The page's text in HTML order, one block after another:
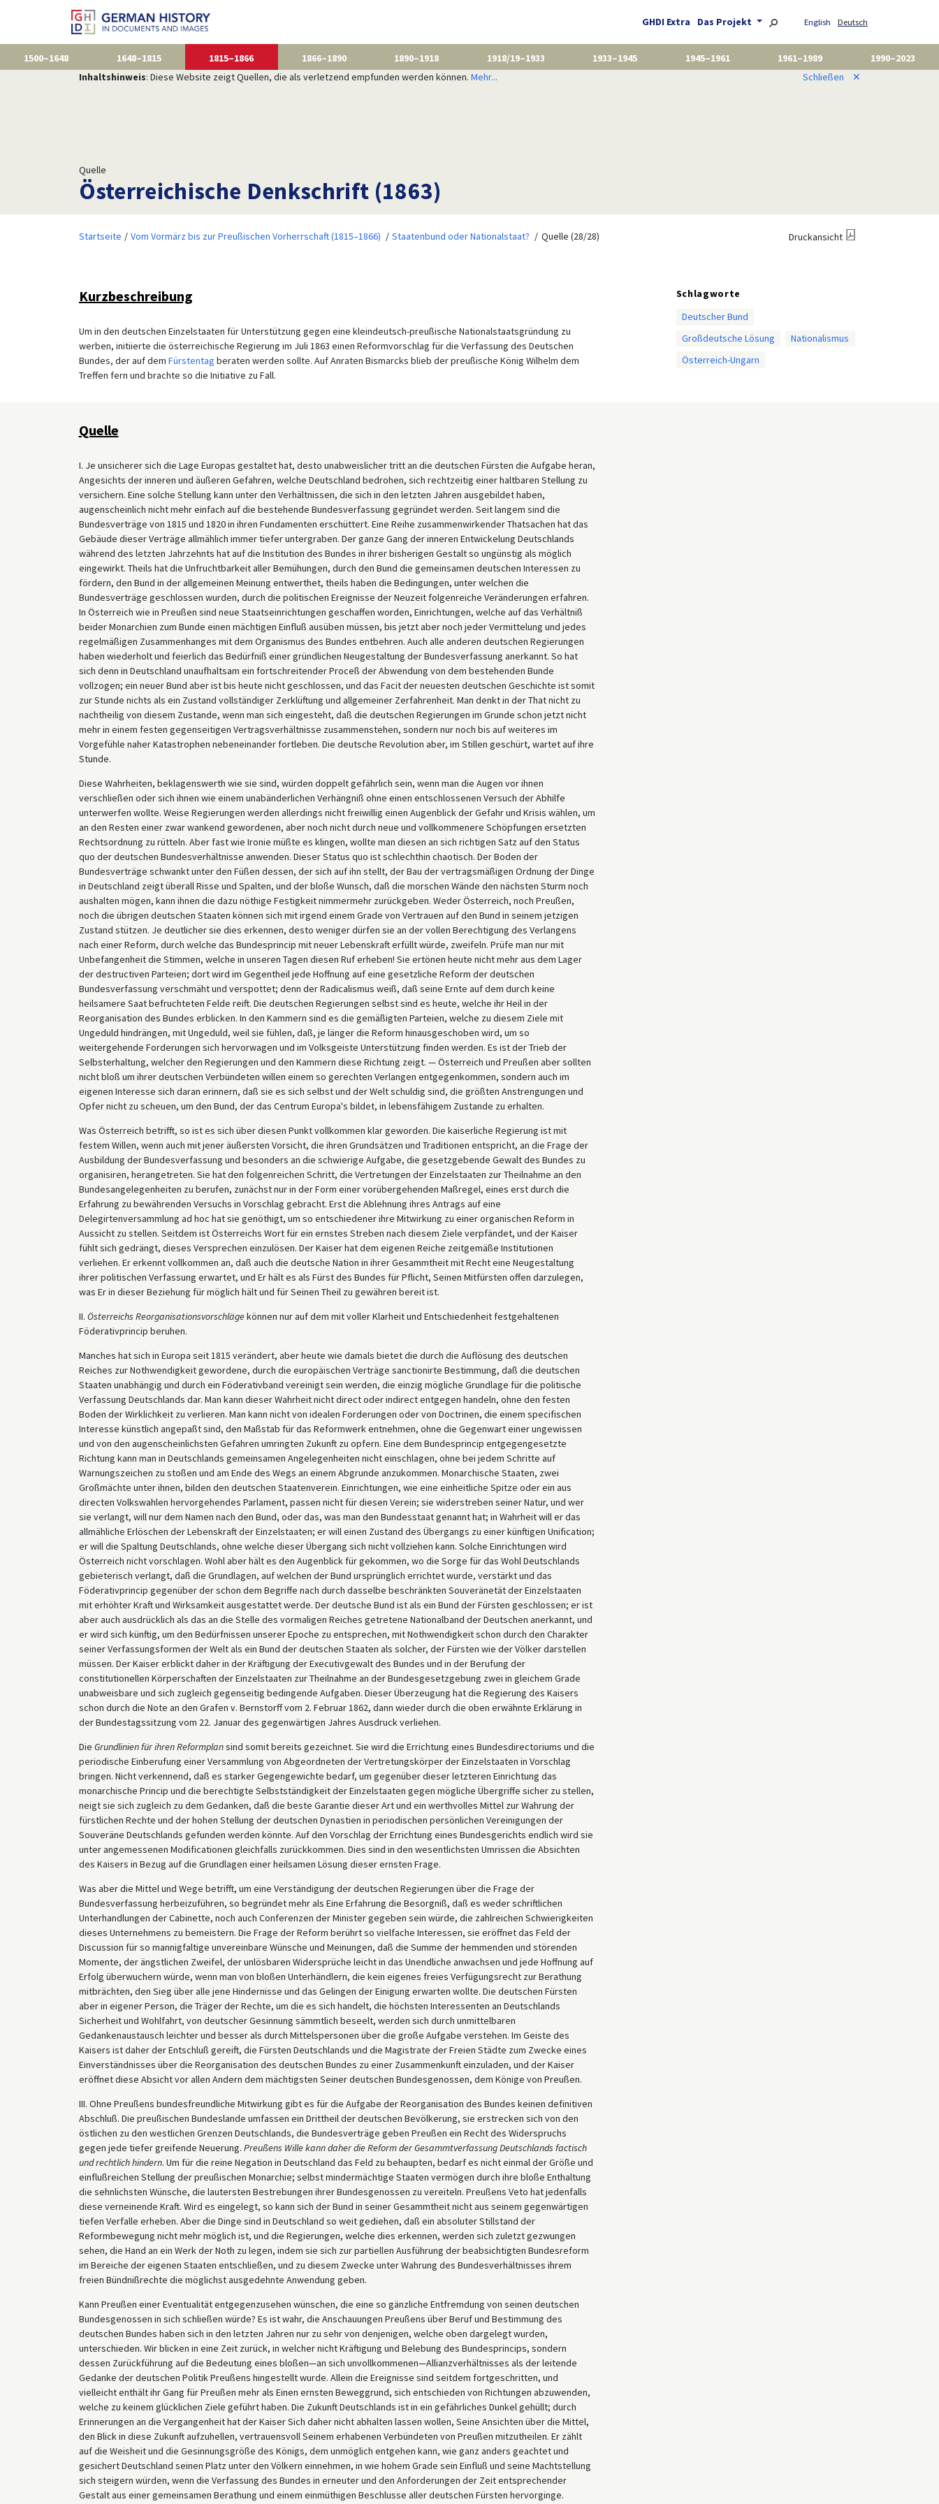
GHDI Extra Das Projekt English Deutsch
1500–1648 1648–1815 1815–1866 1866–1890 1890–1918 1918/19–1933 1933–1945 1945–1961 1961–1989
1990–2023
Inhaltshinweis: Diese Website zeigt Quellen, die als verletzend empfunden werden können. Mehr... Schließen ✕
Quelle
Österreichische Denkschrift (1863)
Startseite Vom Vormärz bis zur Preußischen Vorherrschaft (1815–1866) Staatenbund oder Nationalstaat? Quelle (28/28) Druckansicht
Kurzbeschreibung
Um in den deutschen Einzelstaaten für Unterstützung gegen eine kleindeutsch-preußische Nationalstaatsgründung zu
werben, initiierte die österreichische Regierung im Juli 1863 einen Reformvorschlag für die Verfassung des Deutschen
Bundes, der auf dem Fürstentag beraten werden sollte. Auf Anraten Bismarcks blieb der preußische König Wilhelm dem
Treffen fern und brachte so die Initiative zu Fall.
Schlagworte
Deutscher Bund
Großdeutsche Lösung
Nationalismus
Österreich-Ungarn
Quelle
I. Je unsicherer sich die Lage Europas gestaltet hat, desto unabweislicher tritt an die deutschen Fürsten die Aufgabe heran,
Angesichts der inneren und äußeren Gefahren, welche Deutschland bedrohen, sich rechtzeitig einer haltbaren Stellung zu
versichern. Eine solche Stellung kann unter den Verhältnissen, die sich in den letzten Jahren ausgebildet haben,
augenscheinlich nicht mehr einfach auf die bestehende Bundesverfassung gegründet werden. Seit langem sind die
Bundesverträge von 1815 und 1820 in ihren Fundamenten erschüttert. Eine Reihe zusammenwirkender Thatsachen hat das
Gebäude dieser Verträge allmählich immer tiefer untergraben. Der ganze Gang der inneren Entwickelung Deutschlands
während des letzten Jahrzehnts hat auf die Institution des Bundes in ihrer bisherigen Gestalt so ungünstig als möglich
eingewirkt. Theils hat die Unfruchtbarkeit aller Bemühungen, durch den Bund die gemeinsamen deutschen Interessen zu
fördern, den Bund in der allgemeinen Meinung entwerthet, theils haben die Bedingungen, unter welchen die
Bundesverträge geschlossen wurden, durch die politischen Ereignisse der Neuzeit folgenreiche Veränderungen erfahren.
In Österreich wie in Preußen sind neue Staatseinrichtungen geschaffen worden, Einrichtungen, welche auf das Verhältniß
beider Monarchien zum Bunde einen mächtigen Einfluß ausüben müssen, bis jetzt aber noch jeder Vermittelung und jedes
regelmäßigen Zusammenhanges mit dem Organismus des Bundes entbehren. Auch alle anderen deutschen Regierungen
haben wiederholt und feierlich das Bedürfniß einer gründlichen Neugestaltung der Bundesverfassung anerkannt. So hat
sich denn in Deutschland unaufhaltsam ein fortschreitender Proceß der Abwendung von dem bestehenden Bunde
vollzogen; ein neuer Bund aber ist bis heute nicht geschlossen, und das Facit der neuesten deutschen Geschichte ist somit
zur Stunde nichts als ein Zustand vollständiger Zerklüftung und allgemeiner Zerfahrenheit. Man denkt in der That nicht zu
nachtheilig von diesem Zustande, wenn man sich eingesteht, daß die deutschen Regierungen im Grunde schon jetzt nicht
mehr in einem festen gegenseitigen Vertragsverhältnisse zusammenstehen, sondern nur noch bis auf weiteres im
Vorgefühle naher Katastrophen nebeneinander fortleben. Die deutsche Revolution aber, im Stillen geschürt, wartet auf ihre
Stunde.
Diese Wahrheiten, beklagenswerth wie sie sind, würden doppelt gefährlich sein, wenn man die Augen vor ihnen
verschließen oder sich ihnen wie einem unabänderlichen Verhängniß ohne einen entschlossenen Versuch der Abhilfe
unterwerfen wollte. Weise Regierungen werden allerdings nicht freiwillig einen Augenblick der Gefahr und Krisis wählen, um
an den Resten einer zwar wankend gewordenen, aber noch nicht durch neue und vollkommenere Schöpfungen ersetzten
Rechtsordnung zu rütteln. Aber fast wie Ironie müßte es klingen, wollte man diesen an sich richtigen Satz auf den Status
quo der deutschen Bundesverhältnisse anwenden. Dieser Status quo ist schlechthin chaotisch. Der Boden der
Bundesverträge schwankt unter den Füßen dessen, der sich auf ihn stellt, der Bau der vertragsmäßigen Ordnung der Dinge
in Deutschland zeigt überall Risse und Spalten, und der bloße Wunsch, daß die morschen Wände den nächsten Sturm noch
aushalten mögen, kann ihnen die dazu nöthige Festigkeit nimmermehr zurückgeben. Weder Österreich, noch Preußen,
noch die übrigen deutschen Staaten können sich mit irgend einem Grade von Vertrauen auf den Bund in seinem jetzigen
Zustand stützen. Je deutlicher sie dies erkennen, desto weniger dürfen sie an der vollen Berechtigung des Verlangens
nach einer Reform, durch welche das Bundesprincip mit neuer Lebenskraft erfüllt würde, zweifeln. Prüfe man nur mit
Unbefangenheit die Stimmen, welche in unseren Tagen diesen Ruf erheben! Sie ertönen heute nicht mehr aus dem Lager
der destructiven Parteien; dort wird im Gegentheil jede Hoffnung auf eine gesetzliche Reform der deutschen
Bundesverfassung verschmäht und verspottet; denn der Radicalismus weiß, daß seine Ernte auf dem durch keine
heilsamere Saat befruchteten Felde reift. Die deutschen Regierungen selbst sind es heute, welche ihr Heil in der
Reorganisation des Bundes erblicken. In den Kammern sind es die gemäßigten Parteien, welche zu diesem Ziele mit
Ungeduld hindrängen, mit Ungeduld, weil sie fühlen, daß, je länger die Reform hinausgeschoben wird, um so
weitergehende Forderungen sich hervorwagen und im Volksgeiste Unterstützung finden werden. Es ist der Trieb der
Selbsterhaltung, welcher den Regierungen und den Kammern diese Richtung zeigt. — Österreich und Preußen aber sollten
nicht bloß um ihrer deutschen Verbündeten willen einem so gerechten Verlangen entgegenkommen, sondern auch im
eigenen Interesse sich daran erinnern, daß sie es sich selbst und der Welt schuldig sind, die größten Anstrengungen und
Opfer nicht zu scheuen, um den Bund, der das Centrum Europa's bildet, in lebensfähigem Zustande zu erhalten.
Was Österreich betrifft, so ist es sich über diesen Punkt vollkommen klar geworden. Die kaiserliche Regierung ist mit
festem Willen, wenn auch mit jener äußersten Vorsicht, die ihren Grundsätzen und Traditionen entspricht, an die Frage der
Ausbildung der Bundesverfassung und besonders an die schwierige Aufgabe, die gesetzgebende Gewalt des Bundes zu
organisiren, herangetreten. Sie hat den folgenreichen Schritt, die Vertretungen der Einzelstaaten zur Theilnahme an den
Bundesangelegenheiten zu berufen, zunächst nur in der Form einer vorübergehenden Maßregel, eines erst durch die
Erfahrung zu bewährenden Versuchs in Vorschlag gebracht. Erst die Ablehnung ihres Antrags auf eine
Delegirtenversammlung ad hoc hat sie genöthigt, um so entschiedener ihre Mitwirkung zu einer organischen Reform in
Aussicht zu stellen. Seitdem ist Österreichs Wort für ein ernstes Streben nach diesem Ziele verpfändet, und der Kaiser
fühlt sich gedrängt, dieses Versprechen einzulösen. Der Kaiser hat dem eigenen Reiche zeitgemäße Institutionen
verliehen. Er erkennt vollkommen an, daß auch die deutsche Nation in ihrer Gesammtheit mit Recht eine Neugestaltung
ihrer politischen Verfassung erwartet, und Er hält es als Fürst des Bundes für Pflicht, Seinen Mitfürsten offen darzulegen,
was Er in dieser Beziehung für möglich hält und für Seinen Theil zu gewähren bereit ist.
II. Österreichs Reorganisationsvorschlägekönnen nur auf dem mit voller Klarheit und Entschiedenheit festgehaltenen
Föderativprincip beruhen.
Manches hat sich in Europa seit 1815 verändert, aber heute wie damals bietet die durch die Auflösung des deutschen
Reiches zur Nothwendigkeit gewordene, durch die europäischen Verträge sanctionirte Bestimmung, daß die deutschen
Staaten unabhängig und durch ein Föderativband vereinigt sein werden, die einzig mögliche Grundlage für die politische
Verfassung Deutschlands dar. Man kann dieser Wahrheit nicht direct oder indirect entgegen handeln, ohne den festen
Boden der Wirklichkeit zu verlieren. Man kann nicht von idealen Forderungen oder von Doctrinen, die einem specifischen
Interesse künstlich angepaßt sind, den Maßstab für das Reformwerk entnehmen, ohne die Gegenwart einer ungewissen
und von den augenscheinlichsten Gefahren umringten Zukunft zu opfern. Eine dem Bundesprincip entgegengesetzte
Richtung kann man in Deutschlands gemeinsamen Angelegenheiten nicht einschlagen, ohne bei jedem Schritte auf
Warnungszeichen zu stoßen und am Ende des Wegs an einem Abgrunde anzukommen. Monarchische Staaten, zwei
Großmächte unter ihnen, bilden den deutschen Staatenverein. Einrichtungen, wie eine einheitliche Spitze oder ein aus
directen Volkswahlen hervorgehendes Parlament, passen nicht für diesen Verein; sie widerstreben seiner Natur, und wer
sie verlangt, will nur dem Namen nach den Bund, oder das, was man den Bundesstaat genannt hat; in Wahrheit will er das
allmähliche Erlöschen der Lebenskraft der Einzelstaaten; er will einen Zustand des Übergangs zu einer künftigen Unification;
er will die Spaltung Deutschlands, ohne welche dieser Übergang sich nicht vollziehen kann. Solche Einrichtungen wird
Österreich nicht vorschlagen. Wohl aber hält es den Augenblick für gekommen, wo die Sorge für das Wohl Deutschlands
gebieterisch verlangt, daß die Grundlagen, auf welchen der Bund ursprünglich errichtet wurde, verstärkt und das
Föderativprincip gegenüber der schon dem Begriffe nach durch dasselbe beschränkten Souveränetät der Einzelstaaten
mit erhöhter Kraft und Wirksamkeit ausgestattet werde. Der deutsche Bund ist als ein Bund der Fürsten geschlossen; er ist
aber auch ausdrücklich als das an die Stelle des vormaligen Reiches getretene Nationalband der Deutschen anerkannt, und
er wird sich künftig, um den Bedürfnissen unserer Epoche zu entsprechen, mit Nothwendigkeit schon durch den Charakter
seiner Verfassungsformen der Welt als ein Bund der deutschen Staaten als solcher, der Fürsten wie der Völker darstellen
müssen. Der Kaiser erblickt daher in der Kräftigung der Executivgewalt des Bundes und in der Berufung der
constitutionellen Körperschaften der Einzelstaaten zur Theilnahme an der Bundesgesetzgebung zwei in gleichem Grade
unabweisbare und sich zugleich gegenseitig bedingende Aufgaben. Dieser Überzeugung hat die Regierung des Kaisers
schon durch die Note an den Grafen v. Bernstorff vom 2. Februar 1862, dann wieder durch die oben erwähnte Erklärung in
der Bundestagssitzung vom 22. Januar des gegenwärtigen Jahres Ausdruck verliehen.
Die Grundlinien für ihren Reformplansind somit bereits gezeichnet. Sie wird die Errichtung eines Bundesdirectoriums und die
periodische Einberufung einer Versammlung von Abgeordneten der Vertretungskörper der Einzelstaaten in Vorschlag
bringen. Nicht verkennend, daß es starker Gegengewichte bedarf, um gegenüber dieser letzteren Einrichtung das
monarchische Princip und die berechtigte Selbstständigkeit der Einzelstaaten gegen mögliche Übergriffe sicher zu stellen,
neigt sie sich zugleich zu dem Gedanken, daß die beste Garantie dieser Art und ein werthvolles Mittel zur Wahrung der
fürstlichen Rechte und der hohen Stellung der deutschen Dynastien in periodischen persönlichen Vereinigungen der
Souveräne Deutschlands gefunden werden könnte. Auf den Vorschlag der Errichtung eines Bundesgerichts endlich wird sie
unter angemessenen Modificationen gleichfalls zurückkommen. Dies sind in den wesentlichsten Umrissen die Absichten
des Kaisers in Bezug auf die Grundlagen einer heilsamen Lösung dieser ernsten Frage.
Was aber die Mittel und Wege betrifft, um eine Verständigung der deutschen Regierungen über die Frage der
Bundesverfassung herbeizuführen, so begründet mehr als Eine Erfahrung die Besorgniß, daß es weder schriftlichen
Unterhandlungen der Cabinette, noch auch Conferenzen der Minister gegeben sein würde, die zahlreichen Schwierigkeiten
dieses Unternehmens zu bemeistern. Die Frage der Reform berührt so vielfache Interessen, sie eröffnet das Feld der
Discussion für so mannigfaltige unvereinbare Wünsche und Meinungen, daß die Summe der hemmenden und störenden
Momente, der ängstlichen Zweifel, der unlösbaren Widersprüche leicht in das Unendliche anwachsen und jede Hoffnung auf
Erfolg überwuchern würde, wenn man von bloßen Unterhändlern, die kein eigenes freies Verfügungsrecht zur Berathung
mitbrächten, den Sieg über alle jene Hindernisse und das Gelingen der Einigung erwarten wollte. Die deutschen Fürsten
aber in eigener Person, die Träger der Rechte, um die es sich handelt, die höchsten Interessenten an Deutschlands
Sicherheit und Wohlfahrt, von deutscher Gesinnung sämmtlich beseelt, werden sich durch unmittelbaren
Gedankenaustausch leichter und besser als durch Mittelspersonen über die große Aufgabe verstehen. Im Geiste des
Kaisers ist daher der Entschluß gereift, die Fürsten Deutschlands und die Magistrate der Freien Städte zum Zwecke eines
Einverständnisses über die Reorganisation des deutschen Bundes zu einer Zusammenkunft einzuladen, und der Kaiser
eröffnet diese Absicht vor allen Andern dem mächtigsten Seiner deutschen Bundesgenossen, dem Könige von Preußen.
III. Ohne Preußens bundesfreundliche Mitwirkung gibt es für die Aufgabe der Reorganisation des Bundes keinen definitiven
Abschluß. Die preußischen Bundeslande umfassen ein Drittheil der deutschen Bevölkerung, sie erstrecken sich von den
östlichen zu den westlichen Grenzen Deutschlands, die Bundesverträge geben Preußen ein Recht des Widerspruchs
gegen jede tiefer greifende Neuerung. Preußens Wille kann daher die Reform der Gesammtverfassung Deutschlands factisch
und rechtlich hindern. Um für die reine Negation in Deutschland das Feld zu behaupten, bedarf es nicht einmal der Größe und
einflußreichen Stellung der preußischen Monarchie; selbst mindermächtige Staaten vermögen durch ihre bloße Enthaltung
die sehnlichsten Wünsche, die lautersten Bestrebungen ihrer Bundesgenossen zu vereiteln. Preußens Veto hat jedenfalls
diese verneinende Kraft. Wird es eingelegt, so kann sich der Bund in seiner Gesammtheit nicht aus seinem gegenwärtigen
tiefen Verfalle erheben. Aber die Dinge sind in Deutschland so weit gediehen, daß ein absoluter Stillstand der
Reformbewegung nicht mehr möglich ist, und die Regierungen, welche dies erkennen, werden sich zuletzt gezwungen
sehen, die Hand an ein Werk der Noth zu legen, indem sie sich zur partiellen Ausführung der beabsichtigten Bundesreform
im Bereiche der eigenen Staaten entschließen, und zu diesem Zwecke unter Wahrung des Bundesverhältnisses ihrem
freien Bündnißrechte die möglichst ausgedehnte Anwendung geben.
Kann Preußen einer Eventualität entgegenzusehen wünschen, die eine so gänzliche Entfremdung von seinen deutschen
Bundesgenossen in sich schließen würde? Es ist wahr, die Anschauungen Preußens über Beruf und Bestimmung des
deutschen Bundes haben sich in den letzten Jahren nur zu sehr von denjenigen, welche oben dargelegt wurden,
unterschieden. Wir blicken in eine Zeit zurück, in welcher nicht Kräftigung und Belebung des Bundesprincips, sondern
dessen Zurückführung auf die Bedeutung eines bloßen—an sich unvollkommenen—Allianzverhältnisses als der leitende
Gedanke der deutschen Politik Preußens hingestellt wurde. Allein die Ereignisse sind seitdem fortgeschritten, und
vielleicht enthält ihr Gang für Preußen mehr als Einen ernsten Beweggrund, sich entschieden von Richtungen abzuwenden,
welche zu keinem glücklichen Ziele geführt haben. Die Zukunft Deutschlands ist in ein gefährliches Dunkel gehüllt; durch
Erinnerungen an die Vergangenheit hat der Kaiser Sich daher nicht abhalten lassen wollen, Seine Ansichten über die Mittel,
den Blick in diese Zukunft aufzuhellen, vertrauensvoll Seinem erhabenen Verbündeten von Preußen mitzutheilen. Er zählt
auf die Weisheit und die Gesinnungsgröße des Königs, dem unmöglich entgehen kann, wie ganz anders geachtet und
gesichert Deutschland seinen Platz unter den Völkern einnehmen, in wie hohem Grade sein Einfluß und seine Machtstellung
sich steigern würden, wenn die Verfassung des Bundes in erneuter und den Anforderungen der Zeit entsprechender
Gestalt aus einer gemeinsamen Berathung und einem einmüthigen Beschlusse aller deutschen Fürsten hervorginge.